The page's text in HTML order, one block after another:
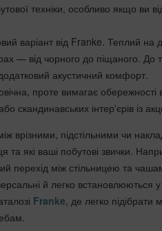
техніки, особливо якщо ви
варіант від Franke. Теплий на
— від чорного до піщаного. До
акустичний комфорт.
проте вимагає обережності
скандинавських інтер'єрів із
врізними, підстільними чи
які ваші побутові звички.
перехід між стільницею та
й легко встановлюються
Franke , де легко